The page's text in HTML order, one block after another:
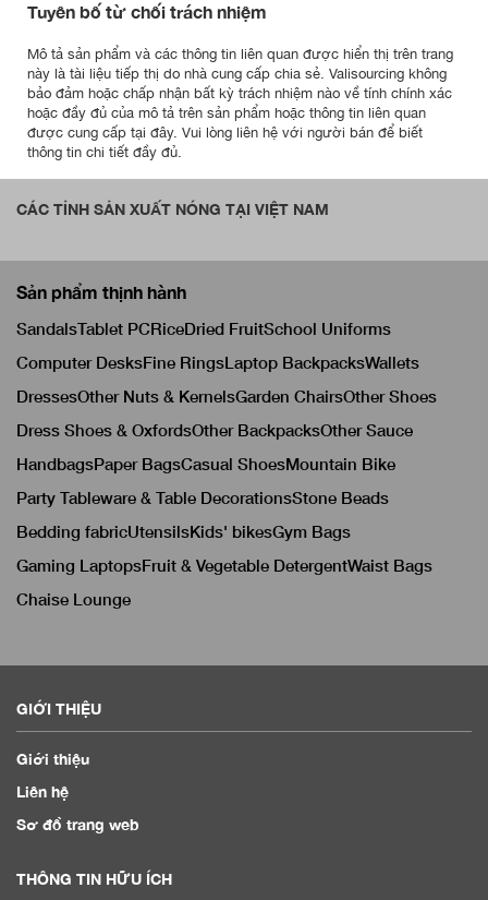
Tuyên bố từ chối trách nhiệm
Mô tả sản phẩm và các thông tin liên quan được hiển thị trên trang
này là tài liệu tiếp thị do nhà cung cấp chia sẻ. Valisourcing không
bảo đảm hoặc chấp nhận bất kỳ trách nhiệm nào về tính chính xác
hoặc đầy đủ của mô tả trên sản phẩm hoặc thông tin liên quan
được cung cấp tại đây. Vui lòng liên hệ với người bán để biết
thông tin chi tiết đầy đủ.
CÁC TỈNH SẢN XUẤT NÓNG TẠI VIỆT NAM
Sản phẩm thịnh hành
SandalsTablet PCRiceDried FruitSchool Uniforms
Computer DesksFine RingsLaptop BackpacksWallets
DressesOther Nuts & KernelsGarden ChairsOther Shoes
Dress Shoes & OxfordsOther BackpacksOther Sauce
HandbagsPaper BagsCasual ShoesMountain Bike
Party Tableware & Table DecorationsStone Beads
Bedding fabricUtensilsKids' bikesGym Bags
Gaming LaptopsFruit & Vegetable DetergentWaist Bags
Chaise Lounge
GIỚI THIỆU
Giới thiệu
Liên hệ
Sơ đồ trang web
THÔNG TIN HỮU ÍCH